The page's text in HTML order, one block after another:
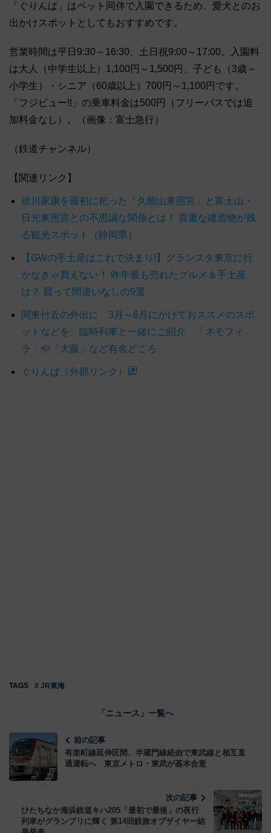
「ぐりんぱ」はペット同伴で入園できるため、愛犬とのお
出かけスポットとしてもおすすめです。
営業時間は平日9:30～16:30、土日祝9:00～17:00。入園料
は大人（中学生以上）1,100円～1,500円、子ども（3歳～
小学生）・シニア（60歳以上）700円～1,100円です。
「フジビュー!!」の乗車料金は500円（フリーパスでは追
加料金なし）。（画像：富士急行）
（鉄道チャンネル）
【関連リンク】
徳川家康を最初に祀った「久能山東照宮」と富士山・
日光東照宮との不思議な関係とは！ 貴重な建造物が残
る観光スポット（静岡県）
【GWの手土産はこれで決まり!】グランスタ東京に行
かなきゃ買えない！ 昨年最も売れたグルメ＆手土産
は？ 買って間違いなしの9選
関東付近の外出に 3月～6月にかけておススメのスポ
ットなどを、臨時列車と一緒にご紹介 「ネモフィ
ラ」や「大藤」など有名どころ
ぐりんぱ（外部リンク）
TAGS # JR東海
「ニュース」一覧へ
前の記事
有楽町線延伸区間、半蔵門線経由で東武線と相互直
通運転へ 東京メトロ・東武が基本合意
次の記事
ひたちなか海浜鉄道キハ205「最初で最後」の夜行
列車がグランプリに輝く 第14回鉄旅オブザイヤー結